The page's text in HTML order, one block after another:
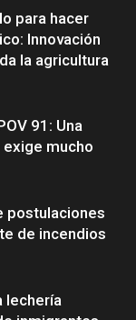
para hacer
Innovación
la agricultura
91: Una
mucho
postulaciones
de incendios
lechería